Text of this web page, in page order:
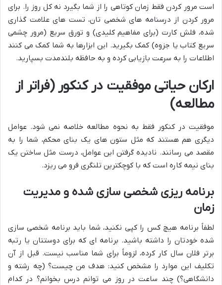
است مرور کردن فقط زمان کوتاهی را از شما بگیرد نه کل روز را. برای
مرور کردن از درسنامه های شخصی تان، تست های علامت گذاری
شده، فلش کارت (برای مفاهیم کلیدی) و تورق سریع (مرور چشمی
سریع کتاب یا جزوه) کمک بگیرید. این ابزارها به شما کمک می کنند
اطلاعات را به سرعت بازیابی کرده و به حافظه بلندمدت بسپارید.
ارکان حیاتی موفقیت در کنکور (فراتر از
مطالعه)
موفقیت در کنکور فقط به نحوه مطالعه خلاصه نمی شود. عوامل
دیگری هم هستند که مثل ستون های یک بنای محکم، شما را به
مقصد می رسانند. نادیده گرفتن این عوامل، درست مثل ساختن یک
بنای نیمه کاره است که با کوچکترین تلنگری فرو می ریزد.
برنامه ریزی شخصی سازی شده و مدیریت
زمان
لطفاً برنامه هیچ کس را کپی نکنید، شما باید برنامه شخصی سازی
شده خودتان را داشته باشید. برنامه ای که برای دوستتان یا رتبه
برتر فلان سال کار کرده، لزوماً برای شما مناسب نیست. قبل از آن
تکلیف این موارد را مشخص کنید: هدف من چیست؟ (چه رشته و
دانشگاهی؟) چند ساعت در روز می توانم درس بخوانم؟ در کدام